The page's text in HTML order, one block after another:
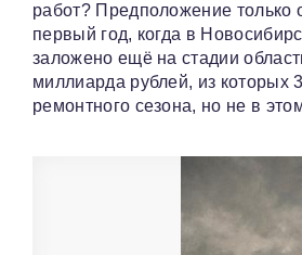
работ? Предположение только
первый год, когда в
заложено ещё на стадии
миллиарда рублей, из которых
ремонтного сезона, но не в